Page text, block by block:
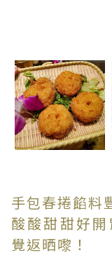
手包春捲餡料
酸酸甜甜好
覺返晒嚟！